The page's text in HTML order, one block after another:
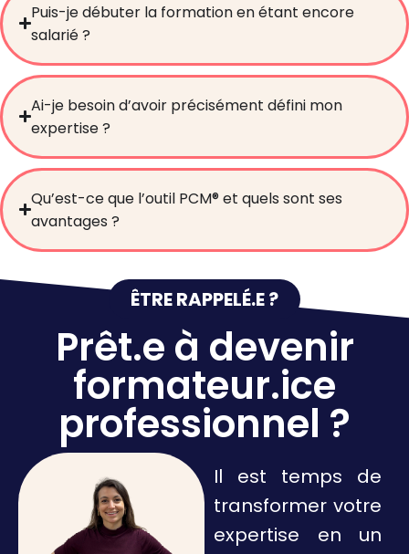
Puis-je débuter la formation en étant encore
salarié ?
Ai-je besoin d’avoir précisément défini mon
expertise ?
Qu’est-ce que l’outil PCM® et quels sont ses
avantages ?
ÊTRE RAPPELÉ.E ?
Prêt.e à devenir
formateur.ice
professionnel ?
Il est temps de
transformer votre
expertise en un